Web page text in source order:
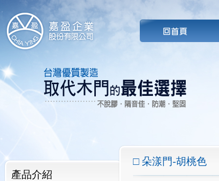
產品介紹
朵漾門-胡桃色